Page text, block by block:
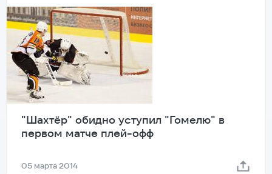
"Шахтёр" обидно уступил "Гомелю" в
первом матче плей-офф
05 марта 2014